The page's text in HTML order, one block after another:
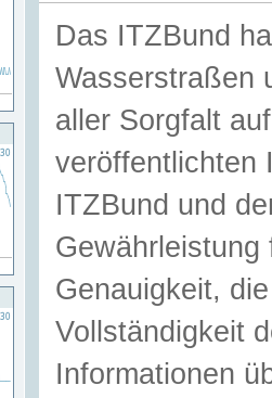
Das ITZBund
Wasserstraßen
aller Sorgfalt
veröffentlichten
ITZBund und
Genauigkeit,
Vollständigkeit
Informationen